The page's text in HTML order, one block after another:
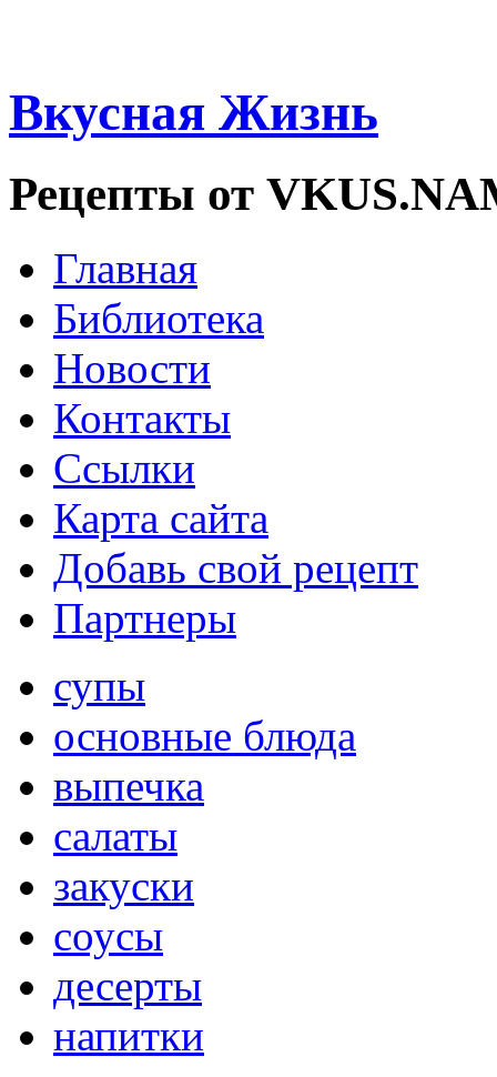
Вкусная Жизнь
Рецепты от
Главная
Библиотека
Новости
Контакты
Ссылки
Карта сайта
Добавь свой рецепт
Партнеры
супы
основные блюда
выпечка
салаты
закуски
соусы
десерты
напитки